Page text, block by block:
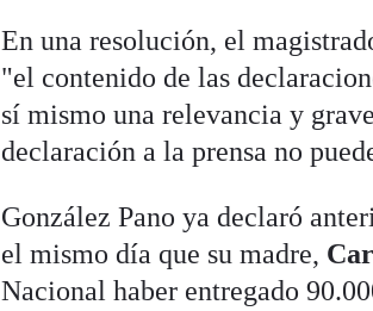
En una resolución, el
"el contenido de las
sí mismo una relevancia y
declaración a la prensa no
González Pano ya declaró
el mismo día que su madre,
Nacional haber entregado